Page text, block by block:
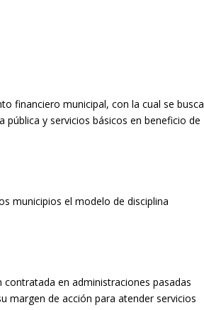
financiero municipal, con la cual se busca
y servicios básicos en beneficio de
municipios el modelo de disciplina
contratada en administraciones pasadas
margen de acción para atender servicios